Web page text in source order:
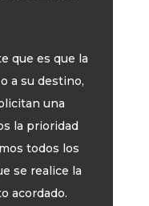
que es que la
a su destino,
una
la prioridad
todos los
se realice la
acordado.